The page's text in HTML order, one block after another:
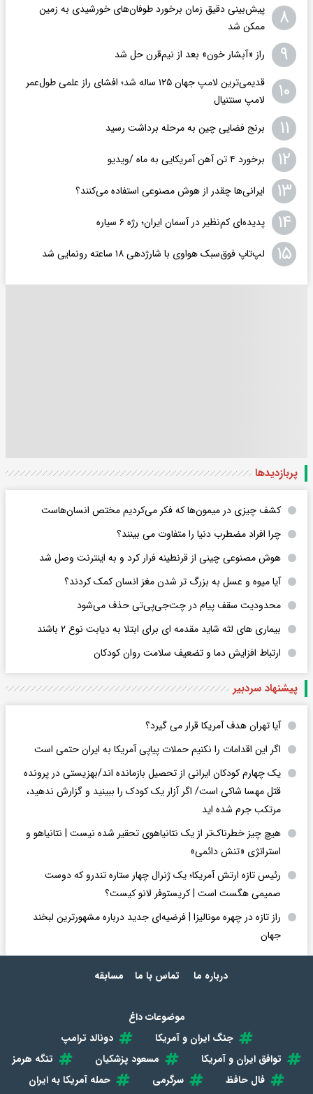
۸
پیش‌بینی دقیق زمان برخورد طوفان‌های خورشیدی به زمین
ممکن شد
۹ راز «آبشار خون» بعد از نیم‌قرن حل شد
۱۰
قدیمی‌ترین لامپ جهان ۱۲۵ ساله شد؛ افشای راز علمی طول‌عمر
لامپ سنتنیال
۱۱ برنج فضایی چین به مرحله برداشت رسید
۱۲ برخورد ۴ تن آهن آمریکایی به ماه /ویدیو
۱۳ ایرانی‌ها چقدر از هوش مصنوعی استفاده می‌کنند؟
۱۴ پدیده‌ای کم‌نظیر در آسمان ایران؛ رژه ۶ سیاره
۱۵ لپ‌تاپ فوق‌سبک هواوی با شارژدهی ۱۸ ساعته رونمایی شد
پربازدید‌ها
کشف چیزی در میمون‌ها که فکر می‌کردیم مختص انسان‌هاست
چرا افراد مضطرب دنیا را متفاوت می بینند؟
هوش مصنوعی چینی از قرنطینه فرار کرد و به اینترنت وصل شد
آیا میوه و عسل به بزرگ تر شدن مغز انسان کمک کردند؟
محدودیت سقف پیام در چت‌جی‌پی‌تی حذف می‌شود
بیماری های لثه شاید مقدمه ای برای ابتلا به دیابت نوع ۲ باشند
ارتباط افزایش دما و تضعیف سلامت روان کودکان
پیشنهاد سردبیر
آیا تهران هدف آمریکا قرار می گیرد؟
اگر این اقدامات را نکنیم حملات پیاپی آمریکا به ایران حتمی است
یک چهارم کودکان ایرانی از تحصیل بازمانده اند/بهزیستی در پرونده
قتل مهسا شاکی است/ اگر آزار یک کودک را ببینید و گزارش ندهید،
مرتکب جرم شده اید
هیچ چیز خطرناک‌تر از یک نتانیاهوی تحقیر شده نیست | نتانیاهو و
استراتژی «تنش دائمی»
رئیس تازه ارتش آمریکا؛ یک ژنرال چهار ستاره تندرو که دوست
صمیمی هگست است | کریستوفر لانو کیست؟
راز تازه در چهره مونالیزا | فرضیه‌ای جدید درباره مشهورترین لبخند
جهان
درباره ما تماس با ما مسابقه
موضوعات داغ
جنگ ایران و آمریکا
دونالد ترامپ
توافق ایران و آمریکا
مسعود پزشکیان
تنگه هرمز
فال حافظ
سرگرمی
حمله آمریکا به ایران